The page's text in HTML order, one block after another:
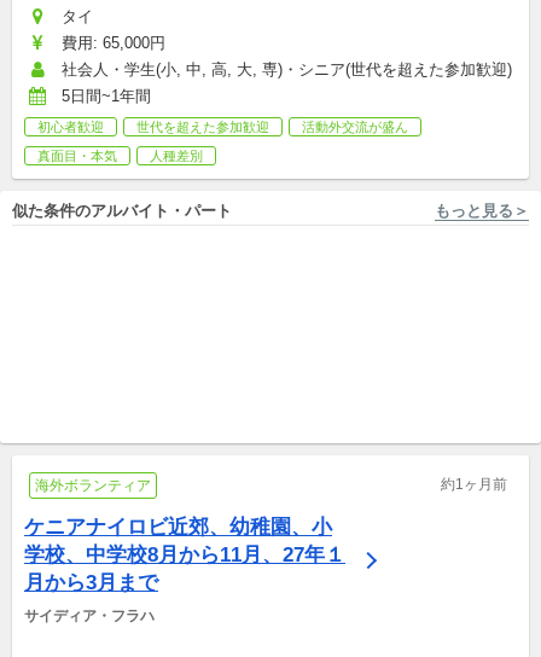
タイ
費用: 65,000円
社会人・学生(小, 中, 高, 大, 専)・シニア(世代を超えた参加歓迎)
5日間~1年間
初心者歓迎 世代を超えた参加歓迎
活動外交流が盛ん
真面目・本気
人種差別
似た条件のアルバイト・パート もっと見る＞
海外ボランティア 約1ヶ月前
ケニアナイロビ近郊、幼稚園、小
学校、中学校8月から11月、27年１
月から3月まで
サイディア・フラハ